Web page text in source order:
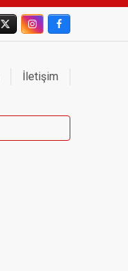
İletişim